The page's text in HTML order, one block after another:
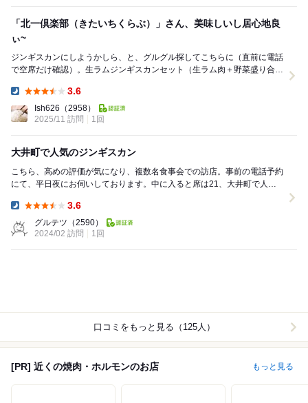
「北一倶楽部（きたいちくらぶ）」さん、美味しいし居心地良
ぃ~
ジンギスカンにしようかしら、と、グルグル探してこちらに（直前に電話
で空席だけ確認）。生ラムジンギスカンセット（生ラム肉＋野菜盛り合わ
3.6
Ish626 （2958）
2025/11 訪問
1回
大井町で人気のジンギスカン
こちら、高めの評価が気になり、複数名食事会での訪店。事前の電話予約
にて、平日夜にお伺いしております。中に入ると席は21、大井町で人気
3.6
グルテツ （2590）
2024/02 訪問
1回
口コミをもっと見る（125人）
[PR] 近くの焼肉・ホルモンのお店 もっと見る